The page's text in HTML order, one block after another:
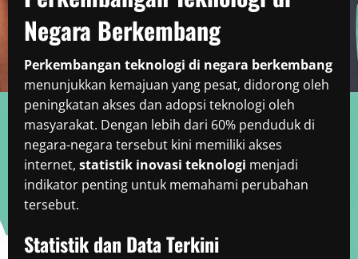
Negara Berkembang
Perkembangan teknologi di negara berkembang
menunjukkan kemajuan yang pesat, didorong oleh
peningkatan akses dan adopsi teknologi oleh
masyarakat. Dengan lebih dari 60% penduduk di
negara-negara tersebut kini memiliki akses
internet, statistik inovasi teknologi menjadi
indikator penting untuk memahami perubahan
tersebut.
Statistik dan Data Terkini